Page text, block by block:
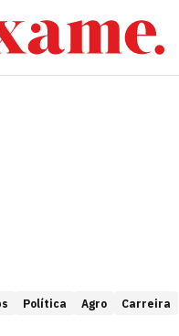
Política Agro Carreira